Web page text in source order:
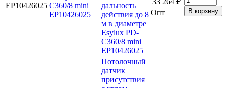
EP10426025
дальность
действия до 8
м в диаметре
Esylux PD-
C360/8 mini
EP10426025
Опт
Потолочный
датчик
присутствия